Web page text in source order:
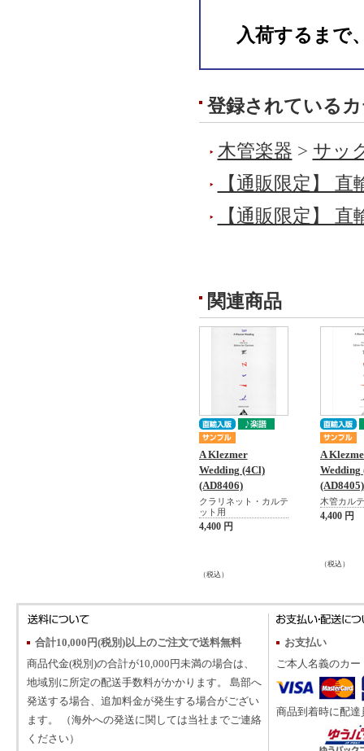
入荷するまで
登録されている
木管楽器 > サッ
【通販限定】 直
【通販限定】 直
関連商品
A Klezmer
Wedding (4Cl)
(AD8406)
クラリネット・カルテ
ット用
4,400 円
（税込）
A
Wedding
(AD8405)
木管カル
4,400 円
（税込）
合計10,000円(税別)以上のご注文で送料無料
商品代金(税別)の合計が10,000円未満の場合は、
地域別に所定の配送手数料がかかります。 島部へ
発送する場合、追加料金が発生する場合がござい
ます。 （海外への発送に関しては当社までご連絡
ください）
お支払い
ご本人名義のカ
商品到着時に配